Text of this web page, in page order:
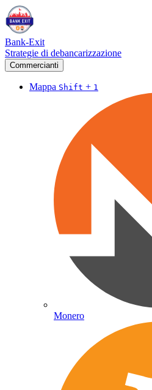
Bank-Exit
Strategie di debancarizzazione
Commercianti
Mappa Shift + 1
Monero